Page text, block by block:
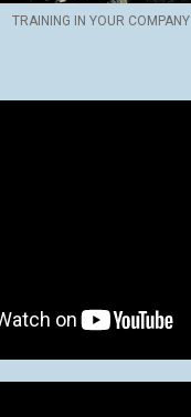
TRAINING IN YOUR COMPANY